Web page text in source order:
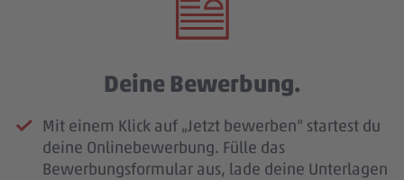
Deine Bewerbung.
Mit einem Klick auf „Jetzt bewerben“ startest du
deine Onlinebewerbung. Fülle das
Bewerbungsformular aus, lade deine Unterlagen